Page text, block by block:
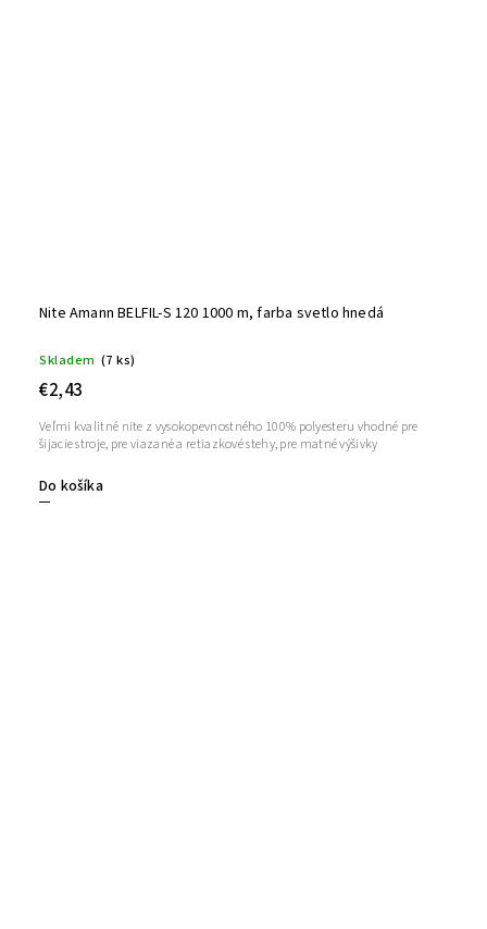
Nite Amann BELFIL-S 120 1000 m, farba svetlo hnedá
Skladem (7 ks)
€2,43
Do košíka
Veľmi kvalitné nite z vysokopevnostného 100% polyesteru vhodné pre
šijacie stroje, pre viazané a retiazkové stehy, pre matné výšivky